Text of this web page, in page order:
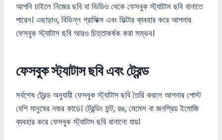
আপনি চাইলে নিজের ছবি বা ভিডিও থেকে ফেসবুক স্ট্যাটাস ছবি বানাতে
পারেন। এছাড়াও, বিভিন্ন গ্রাফিক্স এবং ফিল্টার ব্যবহার করে আপনার
ফেসবুক স্ট্যাটাস ছবি আরও চিত্তাকর্ষক করা সম্ভব।
ফেসবুক স্ট্যাটাস ছবি এবং ট্রেন্ড
সর্বশেষ ট্রেন্ড অনুযায়ী ফেসবুক স্ট্যাটাস ছবি তৈরি করলে আপনার পোস্ট
বেশি মানুষের নজর কাড়ে। ট্রেন্ডিং ফন্ট, রঙ, মেমেস বা জনপ্রিয় ইমোজি
ব্যবহার করে ফেসবুক স্ট্যাটাস ছবি বানানো যায়।